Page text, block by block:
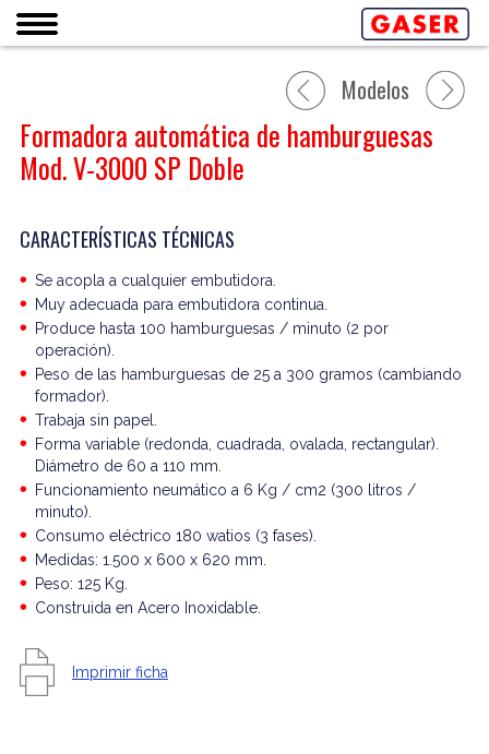
Formadora automática de hamburguesas
Mod. V-3000 SP Doble
Modelos
CARACTERÍSTICAS TÉCNICAS
Se acopla a cualquier embutidora.
Muy adecuada para embutidora continua.
Produce hasta 100 hamburguesas / minuto (2 por
operación).
Peso de las hamburguesas de 25 a 300 gramos (cambiando
formador).
Trabaja sin papel.
Forma variable (redonda, cuadrada, ovalada, rectangular).
Diámetro de 60 a 110 mm.
Funcionamiento neumático a 6 Kg / cm2 (300 litros /
minuto).
Consumo eléctrico 180 watios (3 fases).
Medidas: 1.500 x 600 x 620 mm.
Peso: 125 Kg.
Construida en Acero Inoxidable.
Imprimir ficha